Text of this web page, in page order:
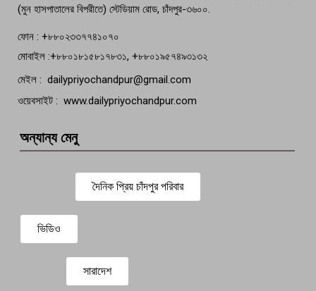
(মুন হাসপাতালের বিপরীতে) স্টেডিয়াম রোড, চাঁদপুর-৩৬০০.
ফোন : +৮৮০২৩৩৭৭৪১০৭০
মোবাইল :+৮৮০১৮১৫৮১৭৮৩১, +৮৮০১৯৫৭৪৯৩১৩২
মেইল : dailypriyochandpur@gmail.com
ওয়েবসাইট : www.dailypriyochandpur.com
অন্যান্য মেনু
দৈনিক প্রিয় চাঁদপুর পরিবার
ভিডিও
সারাদেশ